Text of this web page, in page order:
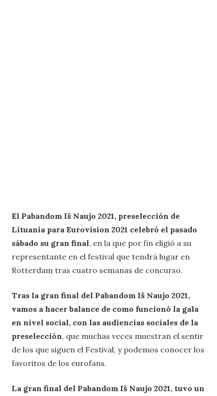
El Pabandom Iš Naujo 2021, preselección de
Lituania para Eurovision 2021 celebró el pasado
sábado su gran final, en la que por fin eligió a su
representante en el festival que tendrá lugar en
Rotterdam tras cuatro semanas de concurso.
Tras la gran final del Pabandom Iš Naujo 2021,
vamos a hacer balance de como funcionó la gala
en nivel social, con las audiencias sociales de la
preselección, que muchas veces muestran el sentir
de los que siguen el Festival, y podemos conocer los
favoritos de los eurofans.
La gran final del Pabandom Iš Naujo 2021, tuvo un